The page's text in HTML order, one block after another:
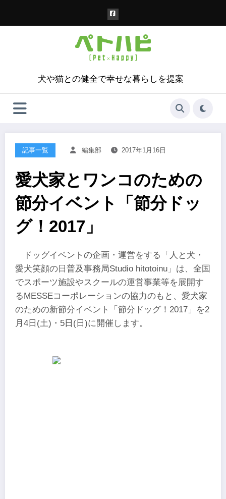
犬や猫との健全で幸せな暮らしを提案
記事一覧 編集部 2017年1月16日
愛犬家とワンコのための
節分イベント「節分ドッ
グ！2017」
ドッグイベントの企画・運営をする「人と犬・
愛犬笑顔の日普及事務局Studio hitotoinu」は、全国
でスポーツ施設やスクールの運営事業等を展開す
るMESSEコーポレーションの協力のもと、愛犬家
のための新節分イベント「節分ドッグ！2017」を2
月4日(土)・5日(日)に開催します。